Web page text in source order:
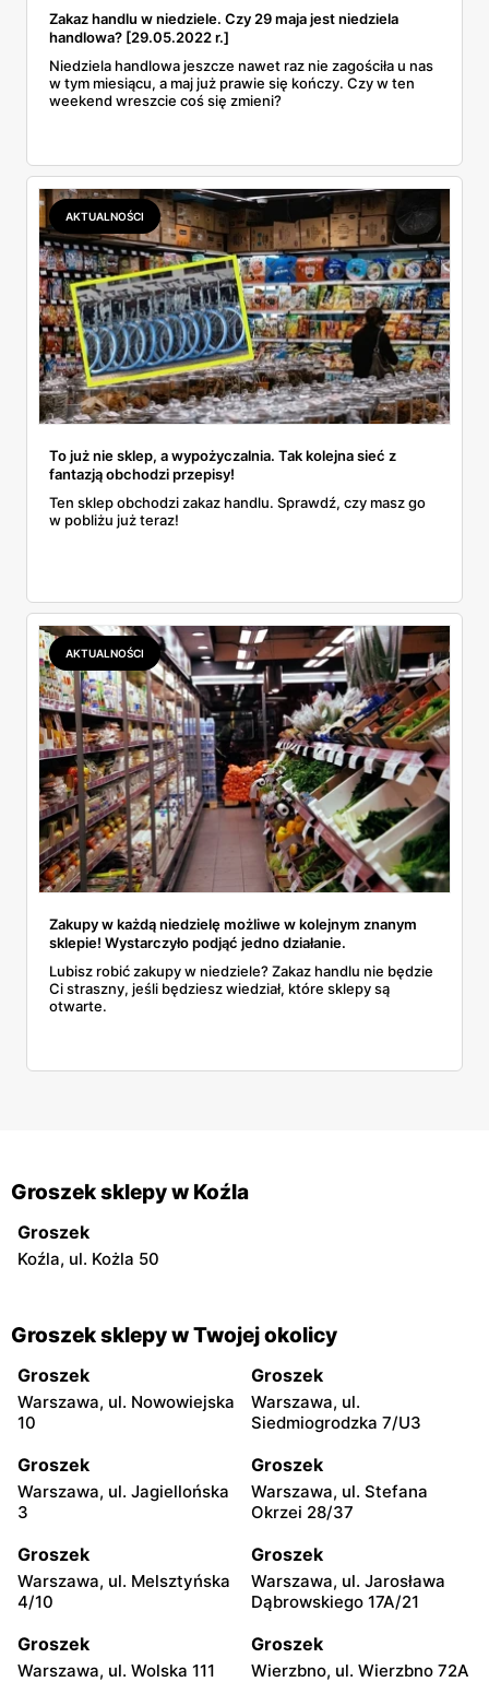
Zakaz handlu w niedziele. Czy 29 maja jest niedziela
handlowa? [29.05.2022 r.]
Niedziela handlowa jeszcze nawet raz nie zagościła u nas
w tym miesiącu, a maj już prawie się kończy. Czy w ten
weekend wreszcie coś się zmieni?
AKTUALNOŚCI
To już nie sklep, a wypożyczalnia. Tak kolejna sieć z
fantazją obchodzi przepisy!
Ten sklep obchodzi zakaz handlu. Sprawdź, czy masz go
w pobliżu już teraz!
AKTUALNOŚCI
Zakupy w każdą niedzielę możliwe w kolejnym znanym
sklepie! Wystarczyło podjąć jedno działanie.
Lubisz robić zakupy w niedziele? Zakaz handlu nie będzie
Ci straszny, jeśli będziesz wiedział, które sklepy są
otwarte.
Groszek sklepy w Koźla
Groszek
Koźla, ul. Kożla 50
Groszek sklepy w Twojej okolicy
Groszek
Warszawa, ul. Nowowiejska
10
Groszek
Warszawa, ul.
Siedmiogrodzka 7/U3
Groszek
Warszawa, ul. Jagiellońska
3
Groszek
Warszawa, ul. Stefana
Okrzei 28/37
Groszek
Warszawa, ul. Melsztyńska
4/10
Groszek
Warszawa, ul. Jarosława
Dąbrowskiego 17A/21
Groszek
Warszawa, ul. Wolska 111
Groszek
Wierzbno, ul. Wierzbno 72A